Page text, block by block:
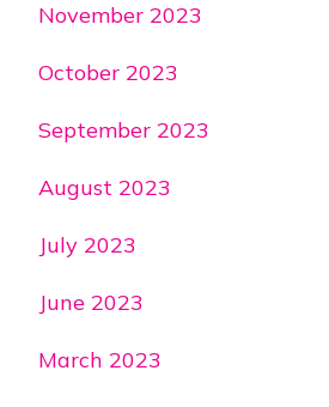
November 2023
October 2023
September 2023
August 2023
July 2023
June 2023
March 2023